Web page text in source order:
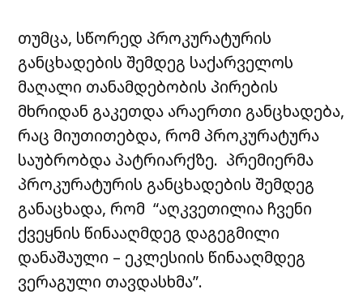
თუმცა, სწორედ პროკურატურის
განცხადების შემდეგ საქარველოს
მაღალი თანამდებობის პირების
მხრიდან გაკეთდა არაერთი განცხადება,
რაც მიუთითებდა, რომ პროკურატურა
საუბრობდა პატრიარქზე. პრემიერმა
პროკურატურის განცხადების შემდეგ
განაცხადა, რომ “აღკვეთილია ჩვენი
ქვეყნის წინააღმდეგ დაგეგმილი
დანაშაული – ეკლესიის წინააღმდეგ
ვერაგული თავდასხმა”.